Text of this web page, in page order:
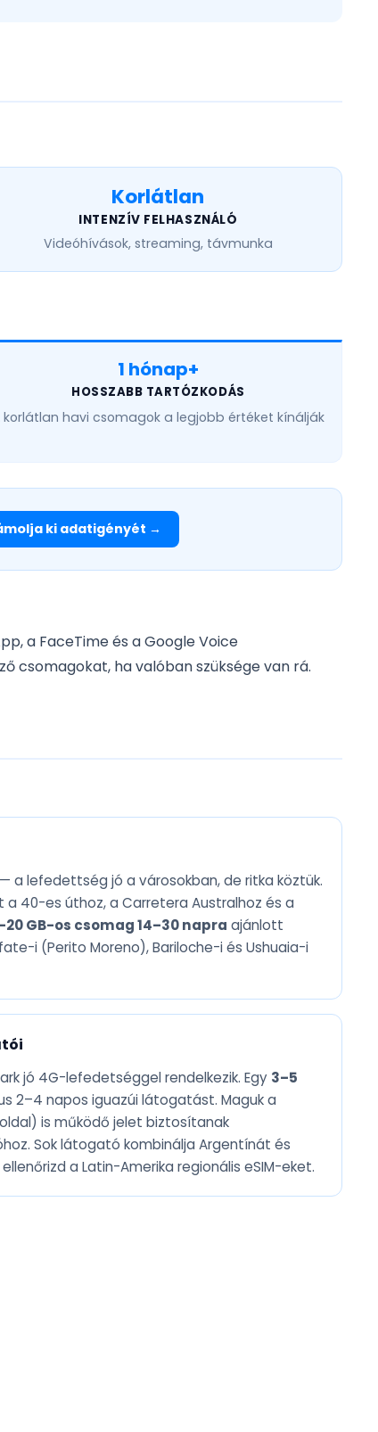
Korlátlan
INTENZÍV FELHASZNÁLÓ
Videóhívások, streaming, távmunka
1 hónap+
HOSSZABB TARTÓZKODÁS
korlátlan havi csomagok a legjobb értéket kínálják
ki adatigényét →
a FaceTime és a Google Voice
csomagokat, ha valóban szüksége van rá.
a lefedettség jó a városokban, de ritka köztük.
40-es úthoz, a Carretera Australhoz és a
GB-os csomag 14–30 napra ajánlott
i (Perito Moreno), Bariloche-i és Ushuaia-i
jó 4G-lefedetséggel rendelkezik. Egy 3–5
2–4 napos iguazúi látogatást. Maguk a
is működő jelet biztosítanak
Sok látogató kombinálja Argentínát és
a Latin-Amerika regionális eSIM-eket.